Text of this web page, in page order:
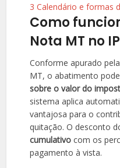
3 Calendário e formas
Como
Nota MT no
Conforme apurado
MT, o abatimento
sobre o valor do
sistema aplica
vantajosa para o
quitação. O desconto
cumulativo com os
pagamento à vista.